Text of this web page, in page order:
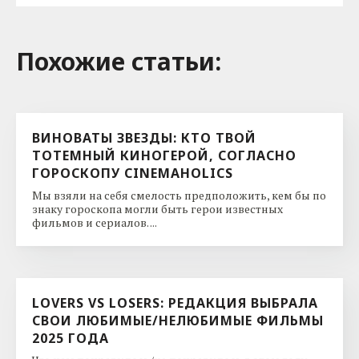
Похожие cтатьи:
ВИНОВАТЫ ЗВЕЗДЫ: КТО ТВОЙ
ТОТЕМНЫЙ КИНОГЕРОЙ, СОГЛАСНО
ГОРОСКОПУ CINEMAHOLICS
Мы взяли на себя смелость предположить, кем бы по
знаку гороскопа могли быть герои известных
фильмов и сериалов. ...
LOVERS VS LOSERS: РЕДАКЦИЯ ВЫБРАЛА
СВОИ ЛЮБИМЫЕ/НЕЛЮБИМЫЕ ФИЛЬМЫ
2025 ГОДА